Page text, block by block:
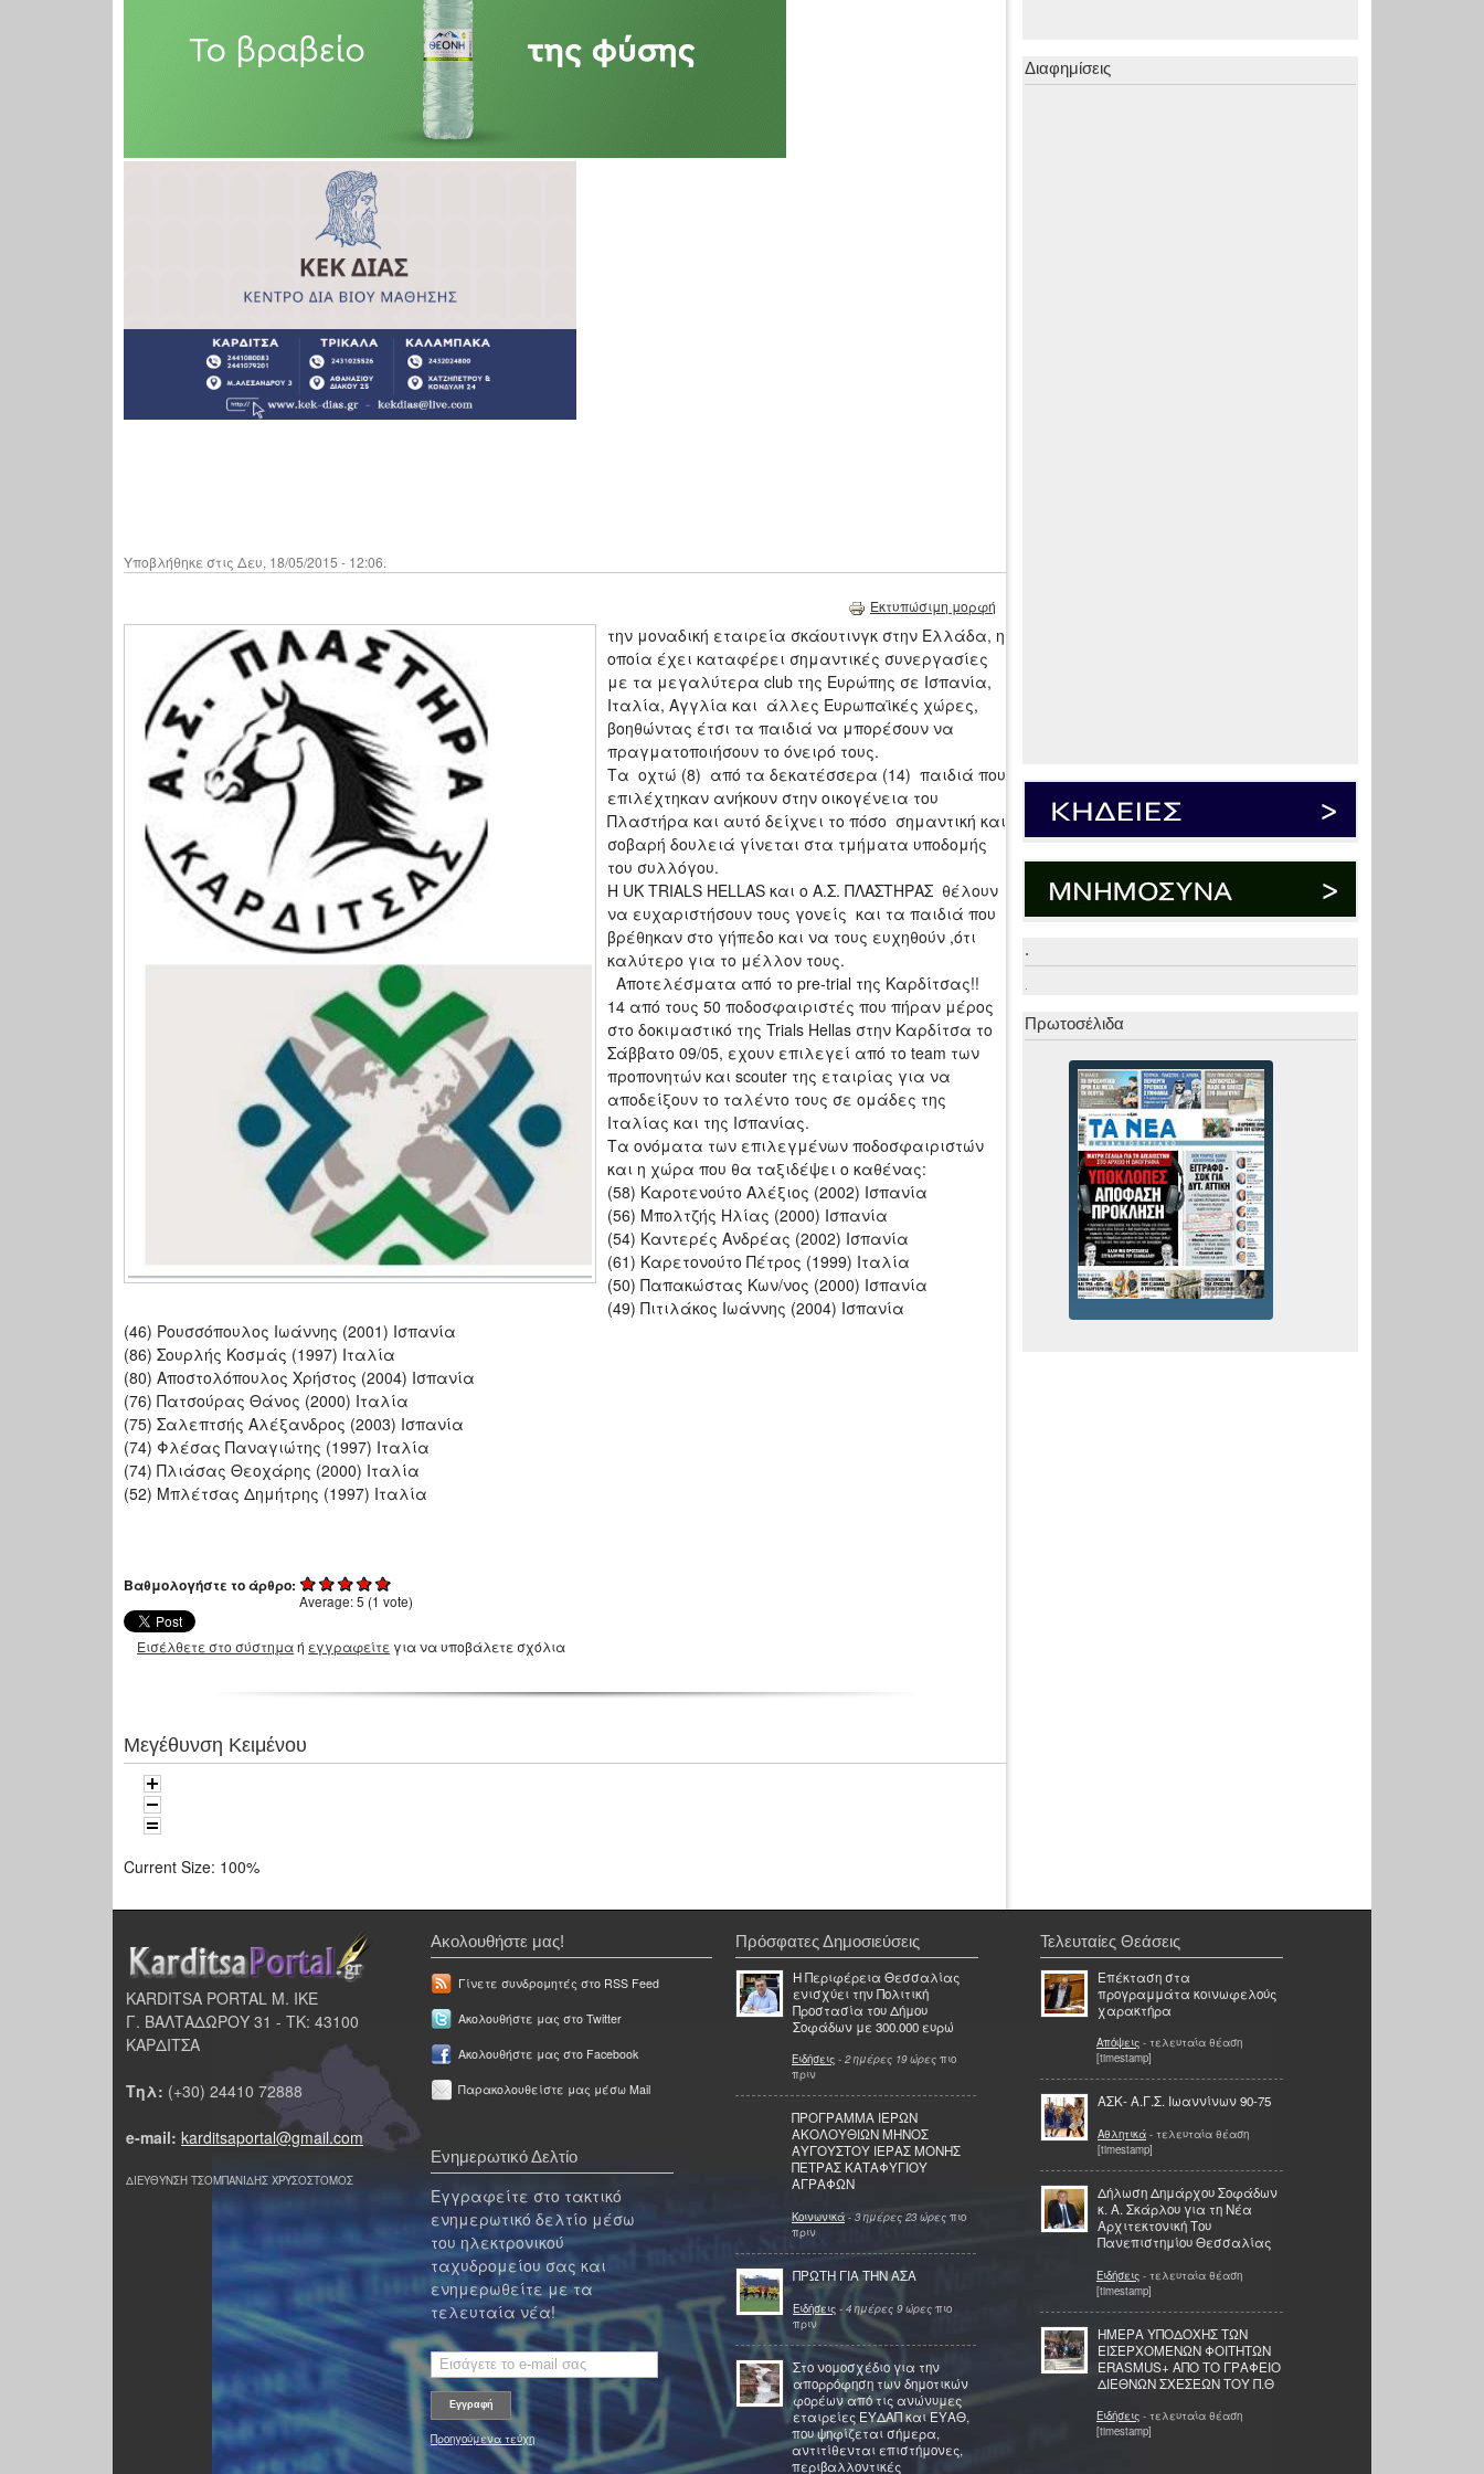
Υποβλήθηκε στις Δευ, 18/05/2015 - 12:06.
Εκτυπώσιμη μορφή
την μοναδική εταιρεία σκάουτινγκ στην Ελλάδα, η
οποία έχει καταφέρει σημαντικές συνεργασίες
με τα μεγαλύτερα club της Ευρώπης σε Ισπανία,
Ιταλία, Αγγλία και άλλες Ευρωπαϊκές χώρες,
βοηθώντας έτσι τα παιδιά να μπορέσουν να
πραγματοποιήσουν το όνειρό τους.
Τα οχτώ (8) από τα δεκατέσσερα (14) παιδιά που
επιλέχτηκαν ανήκουν στην οικογένεια του
Πλαστήρα και αυτό δείχνει το πόσο σημαντική και
σοβαρή δουλειά γίνεται στα τμήματα υποδομής
του συλλόγου.
Η UK TRIALS HELLAS και ο Α.Σ. ΠΛΑΣΤΗΡΑΣ θέλουν
να ευχαριστήσουν τους γονείς και τα παιδιά που
βρέθηκαν στο γήπεδο και να τους ευχηθούν ,ότι
καλύτερο για το μέλλον τους.
Αποτελέσματα από το pre-trial της Καρδίτσας!!
14 από τους 50 ποδοσφαιριστές που πήραν μέρος
στο δοκιμαστικό της Trials Hellas στην Καρδίτσα το
Σάββατο 09/05, εχουν επιλεγεί από το team των
προπονητών και scouter της εταιρίας για να
αποδείξουν το ταλέντο τους σε ομάδες της
Ιταλίας και της Ισπανίας.
Τα ονόματα των επιλεγμένων ποδοσφαιριστών
και η χώρα που θα ταξιδέψει ο καθένας:
(58) Καροτενούτο Αλέξιος (2002) Ισπανία
(56) Μπολτζής Ηλίας (2000) Ισπανία
(54) Καντερές Ανδρέας (2002) Ισπανία
(61) Καρετονούτο Πέτρος (1999) Ιταλία
(50) Παπακώστας Κων/νος (2000) Ισπανία
(49) Πιτιλάκος Ιωάννης (2004) Ισπανία
(46) Ρουσσόπουλος Ιωάννης (2001) Ισπανία
(86) Σουρλής Κοσμάς (1997) Ιταλία
(80) Αποστολόπουλος Χρήστος (2004) Ισπανία
(76) Πατσούρας Θάνος (2000) Ιταλία
(75) Σαλεπτσής Αλέξανδρος (2003) Ισπανία
(74) Φλέσας Παναγιώτης (1997) Ιταλία
(74) Πλιάσας Θεοχάρης (2000) Ιταλία
(52) Μπλέτσας Δημήτρης (1997) Ιταλία
Βαθμολογήστε το άρθρο:
Average:5 (1 vote)
Εισέλθετε στο σύστημαή εγγραφείτε για να υποβάλετε σχόλια
Μεγέθυνση Κειμένου
Current Size: 100%
Διαφημίσεις
.
.
Πρωτοσέλιδα
KARDITSA PORTAL Μ. ΙΚΕ
Γ. ΒΑΛΤΑΔΩΡΟΥ 31 - ΤΚ: 43100
ΚΑΡΔΙΤΣΑ
Τηλ: (+30) 24410 72888
e-mail: karditsaportal@gmail.com
ΔΙΕΥΘΥΝΣΗ ΤΣΟΜΠΑΝΙΔΗΣ ΧΡΥΣΟΣΤΟΜΟΣ
Ακολουθήστε μας!
Γίνετε συνδρομητές στο RSS Feed
Ακολουθήστε μας στο Twitter
Ακολουθήστε μας στο Facebook
Παρακολουθείστε μας μέσω Mail
Ενημερωτικό Δελτίο
Εγγραφείτε στο τακτικό
ενημερωτικό δελτίο μέσω
του ηλεκτρονικού
ταχυδρομείου σας και
ενημερωθείτε με τα
τελευταία νέα!
Προηγούμενα τεύχη
Πρόσφατες Δημοσιεύσεις
Η Περιφέρεια Θεσσαλίας
ενισχύει την Πολιτική
Προστασία του Δήμου
Σοφάδων με 300.000 ευρώ
Ειδήσεις - 2 ημέρες 19 ώρες πιο
πριν
ΠΡΟΓΡΑΜΜΑ ΙΕΡΩΝ
ΑΚΟΛΟΥΘΙΩΝ ΜΗΝΟΣ
ΑΥΓΟΥΣΤΟΥ ΙΕΡΑΣ ΜΟΝΗΣ
ΠΕΤΡΑΣ ΚΑΤΑΦΥΓΙΟΥ
ΑΓΡΑΦΩΝ
Κοινωνικά - 3 ημέρες 23 ώρες πιο
πριν
ΠΡΩΤΗ ΓΙΑ ΤΗΝ ΑΣΑ
Ειδήσεις - 4 ημέρες 9 ώρες πιο
πριν
Στο νομοσχέδιο για την
απορρόφηση των δημοτικών
φορέων από τις ανώνυμες
εταιρείες ΕΥΔΑΠ και ΕΥΑΘ,
που ψηφίζεται σήμερα,
αντιτίθενται επιστήμονες,
περιβαλλοντικές
Τελευταίες Θεάσεις
Επέκταση στα
προγραμμάτα κοινωφελούς
χαρακτήρα
Απόψεις - τελευταία θέαση
[timestamp]
ΑΣΚ- Α.Γ.Σ. Ιωαννίνων 90-75
Αθλητικά - τελευταία θέαση
[timestamp]
Δήλωση Δημάρχου Σοφάδων
κ. Α. Σκάρλου για τη Νέα
Αρχιτεκτονική Του
Πανεπιστημίου Θεσσαλίας
Ειδήσεις - τελευταία θέαση
[timestamp]
ΗΜΕΡΑ ΥΠΟΔΟΧΗΣ ΤΩΝ
ΕΙΣΕΡΧΟΜΕΝΩΝ ΦΟΙΤΗΤΩΝ
ERASMUS+ ΑΠΟ ΤΟ ΓΡΑΦΕΙΟ
ΔΙΕΘΝΩΝ ΣΧΕΣΕΩΝ ΤΟΥ Π.Θ
Ειδήσεις - τελευταία θέαση
[timestamp]